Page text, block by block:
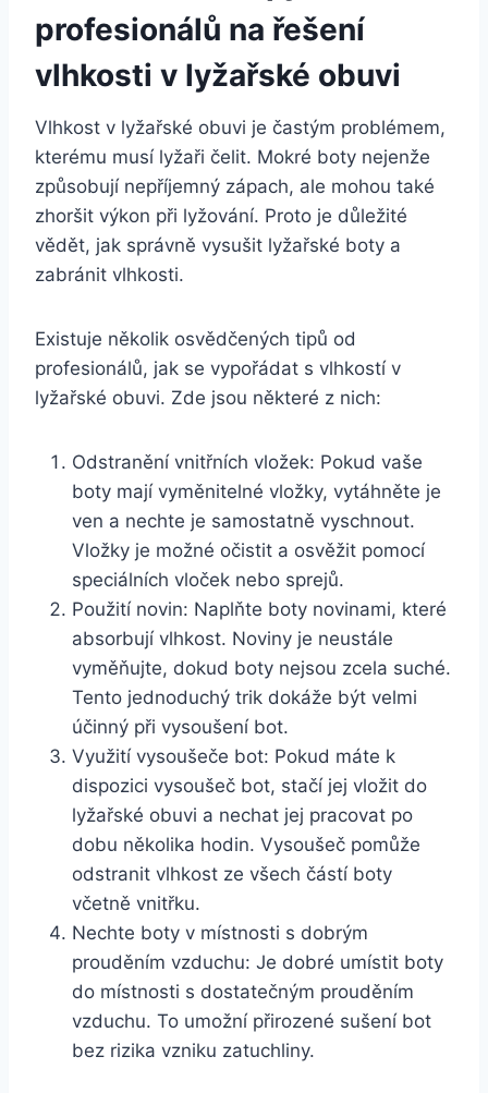
‍profesionálů ⁢na ⁢řešení‍
vlhkosti v ​lyžařské obuvi
Vlhkost v‌ lyžařské obuvi je častým problémem,
kterému musí lyžaři čelit. Mokré boty⁢ nejenže⁤
způsobují ​nepříjemný zápach, ale mohou také
zhoršit ‌výkon při lyžování. Proto je důležité
⁣vědět, jak správně vysušit lyžařské boty a
zabránit⁤ vlhkosti.
Existuje několik‌ osvědčených tipů‍ od
profesionálů, jak⁣ se vypořádat ​s ​vlhkostí v
lyžařské obuvi. Zde jsou některé z nich:
Odstranění vnitřních‌ vložek: Pokud vaše
boty mají vyměnitelné ⁤vložky, vytáhněte je
ven ⁣a ⁢nechte je samostatně vyschnout.
Vložky je⁣ možné očistit ‌a osvěžit pomocí
speciálních vloček nebo sprejů.
Použití novin: Naplňte boty novinami, které
‌absorbují ​vlhkost. Noviny ​je neustále⁣
vyměňujte, dokud⁣ boty nejsou ⁤zcela ‍suché.
⁢Tento jednoduchý⁢ trik dokáže být velmi
účinný⁢ při vysoušení ⁣bot.
Využití vysoušeče⁤ bot: Pokud máte k
dispozici vysoušeč bot, stačí jej vložit do⁤
lyžařské obuvi a nechat ⁤jej pracovat‌ po
dobu několika hodin. Vysoušeč ⁣pomůže
odstranit vlhkost ze všech částí boty
⁤včetně‌ vnitřku.
Nechte boty v místnosti s ​dobrým
prouděním⁤ vzduchu: Je dobré umístit boty
do⁣ místnosti⁤ s dostatečným ‍prouděním
vzduchu. To umožní ⁢přirozené sušení​ bot
‌bez⁢ rizika vzniku zatuchliny.